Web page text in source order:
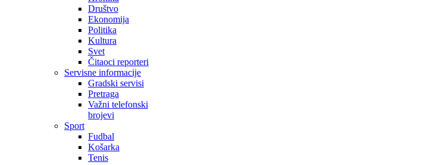
Društvo
Ekonomija
Politika
Kultura
Svet
Čitaoci reporteri
Servisne informacije
Gradski servisi
Pretraga
Važni telefonski
brojevi
Sport
Fudbal
Košarka
Tenis